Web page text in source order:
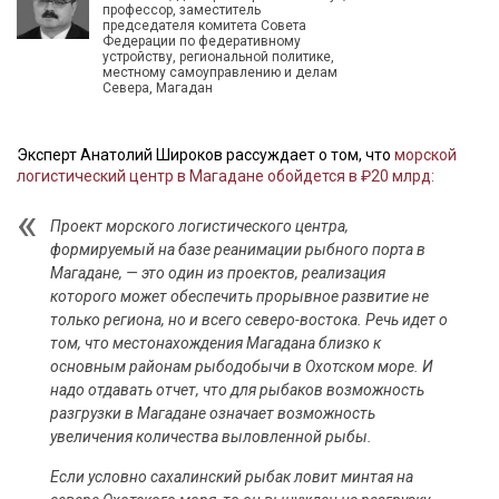
профессор, заместитель
председателя комитета Совета
Федерации по федеративному
устройству, региональной политике,
местному самоуправлению и делам
Севера, Магадан
Эксперт Анатолий Широков рассуждает о том, что морской
логистический центр в Магадане обойдется в ₽20 млрд:
Проект морского логистического центра,
формируемый на базе реанимации рыбного порта в
Магадане, — это один из проектов, реализация
которого может обеспечить прорывное развитие не
только региона, но и всего северо-востока. Речь идет о
том, что местонахождения Магадана близко к
основным районам рыбодобычи в Охотском море. И
надо отдавать отчет, что для рыбаков возможность
разгрузки в Магадане означает возможность
увеличения количества выловленной рыбы.
Если условно сахалинский рыбак ловит минтая на